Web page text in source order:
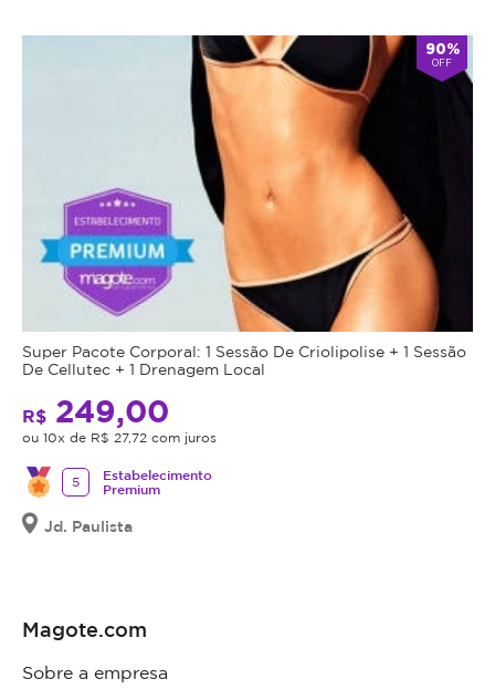
90%
OFF
Super Pacote Corporal: 1 Sessão De Criolipolise + 1 Sessão
De Cellutec + 1 Drenagem Local
R$ 249,00
ou 10x de R$ 27,72 com juros
5
Estabelecimento
Premium
Jd. Paulista
Magote.com
Sobre a empresa